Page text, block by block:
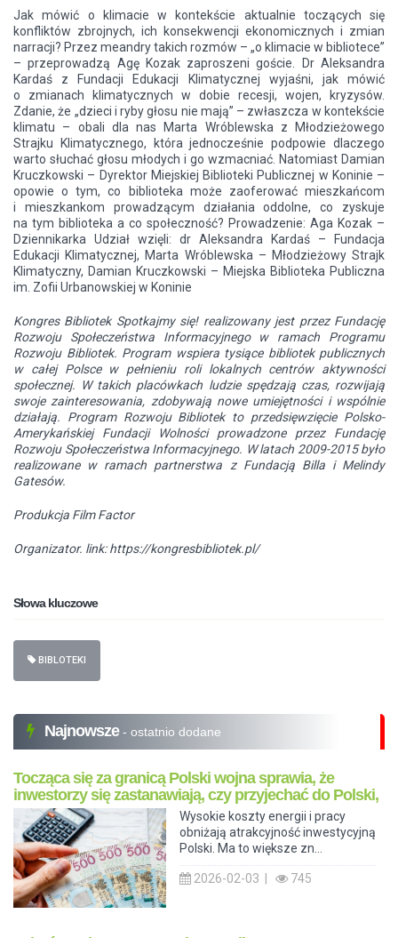
Jak mówić o klimacie w kontekście aktualnie toczących się
konfliktów zbrojnych, ich konsekwencji ekonomicznych i zmian
narracji? Przez meandry takich rozmów – „o klimacie w bibliotece”
– przeprowadzą Agę Kozak zaproszeni goście. Dr Aleksandra
Kardaś z Fundacji Edukacji Klimatycznej wyjaśni, jak mówić
o zmianach klimatycznych w dobie recesji, wojen, kryzysów.
Zdanie, że „dzieci i ryby głosu nie mają” – zwłaszcza w kontekście
klimatu – obali dla nas Marta Wróblewska z Młodzieżowego
Strajku Klimatycznego, która jednocześnie podpowie dlaczego
warto słuchać głosu młodych i go wzmacniać. Natomiast Damian
Kruczkowski – Dyrektor Miejskiej Biblioteki Publicznej w Koninie –
opowie o tym, co biblioteka może zaoferować mieszkańcom
i mieszkankom prowadzącym działania oddolne, co zyskuje
na tym biblioteka a co społeczność? Prowadzenie: Aga Kozak –
Dziennikarka Udział wzięli: dr Aleksandra Kardaś – Fundacja
Edukacji Klimatycznej, Marta Wróblewska – Młodzieżowy Strajk
Klimatyczny, Damian Kruczkowski – Miejska Biblioteka Publiczna
im. Zofii Urbanowskiej w Koninie
Kongres Bibliotek Spotkajmy się! realizowany jest przez Fundację
Rozwoju Społeczeństwa Informacyjnego w ramach Programu
Rozwoju Bibliotek. Program wspiera tysiące bibliotek publicznych
w całej Polsce w pełnieniu roli lokalnych centrów aktywności
społecznej. W takich placówkach ludzie spędzają czas, rozwijają
swoje zainteresowania, zdobywają nowe umiejętności i wspólnie
działają. Program Rozwoju Bibliotek to przedsięwzięcie Polsko-
Amerykańskiej Fundacji Wolności prowadzone przez Fundację
Rozwoju Społeczeństwa Informacyjnego. W latach 2009-2015 było
realizowane w ramach partnerstwa z Fundacją Billa i Melindy
Gatesów.
Produkcja Film Factor
Organizator. link: https://kongresbibliotek.pl/
Słowa kluczowe
BIBLOTEKI
Najnowsze - ostatnio dodane
Tocząca się za granicą Polski wojna sprawia, że
inwestorzy się zastanawiają, czy przyjechać do Polski,
Wysokie koszty energii i pracy
obniżają atrakcyjność inwestycyjną
Polski. Ma to większe zn...
2026-02-03 | 745